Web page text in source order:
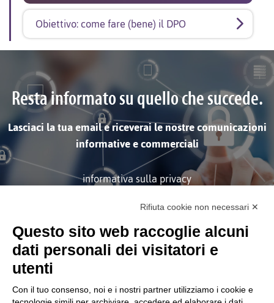
Obiettivo: come fare (bene) il DPO
Resta informato su quello che succede.
Lasciaci la tua email e riceverai le nostre comunicazioni
informative e commerciali
informativa sulla privacy
ISCRIVITI
Rifiuta cookie non necessari ✕
Questo sito web raccoglie alcuni
dati personali dei visitatori e
utenti
Con il tuo consenso, noi e i nostri partner utilizziamo i cookie e